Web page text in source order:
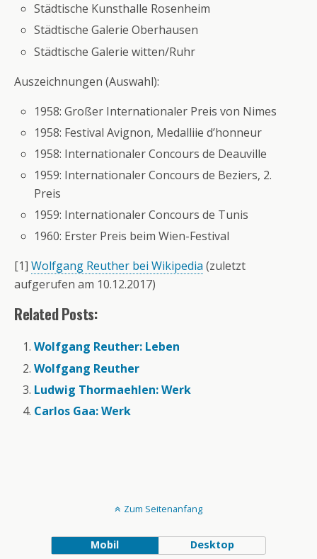
Städtische Kunsthalle Rosenheim
Städtische Galerie Oberhausen
Städtische Galerie witten/Ruhr
Auszeichnungen (Auswahl):
1958: Großer Internationaler Preis von Nimes
1958: Festival Avignon, Medalliie d’honneur
1958: Internationaler Concours de Deauville
1959: Internationaler Concours de Beziers, 2.
Preis
1959: Internationaler Concours de Tunis
1960: Erster Preis beim Wien-Festival
[1] Wolfgang Reuther bei Wikipedia (zuletzt
aufgerufen am 10.12.2017)
Related Posts:
Wolfgang Reuther: Leben
Wolfgang Reuther
Ludwig Thormaehlen: Werk
Carlos Gaa: Werk
Zum Seitenanfang
Mobil Desktop